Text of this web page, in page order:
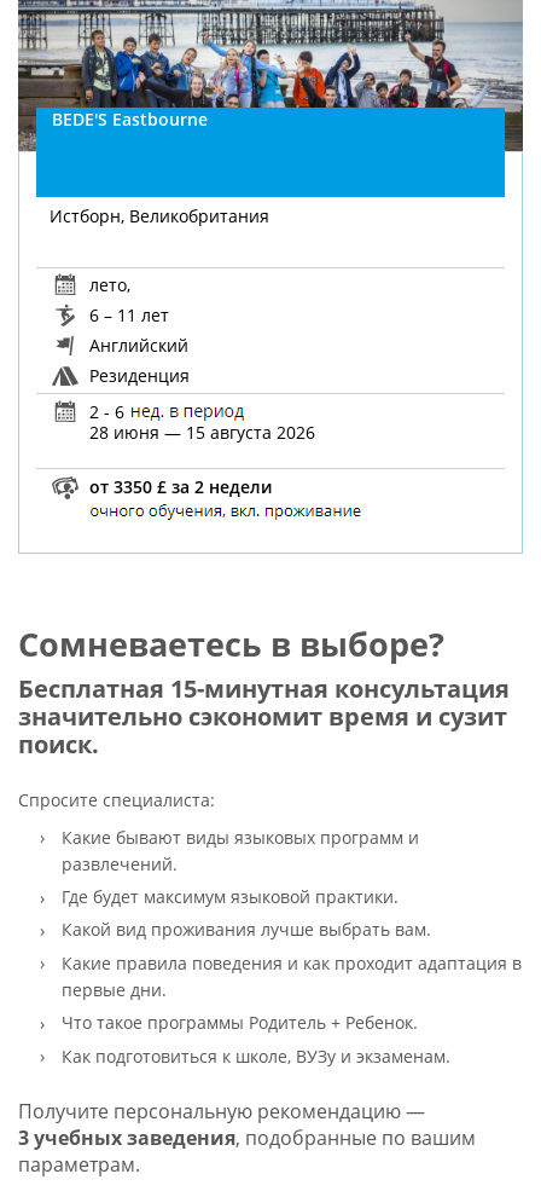
BEDE'S Eastbourne
Истборн, Великобритания
лето,
6 – 11 лет
Английский
Резиденция
2 - 6
28 июня — 15 августа 2026
от 3350 £ за 2 недели
Сомневаетесь в выборе?
Бесплатная 15-минутная консультация
значительно сэкономит время и сузит
поиск.
Спросите специалиста:
Какие бывают виды языковых программ и
развлечений.
Где будет максимум языковой практики.
Какой вид проживания лучше выбрать вам.
Какие правила поведения и как проходит адаптация в
первые дни.
Что такое программы Родитель + Ребенок.
Как подготовиться к школе, ВУЗу и экзаменам.
Получите персональную рекомендацию —
3 учебных заведения, подобранные по вашим
параметрам.